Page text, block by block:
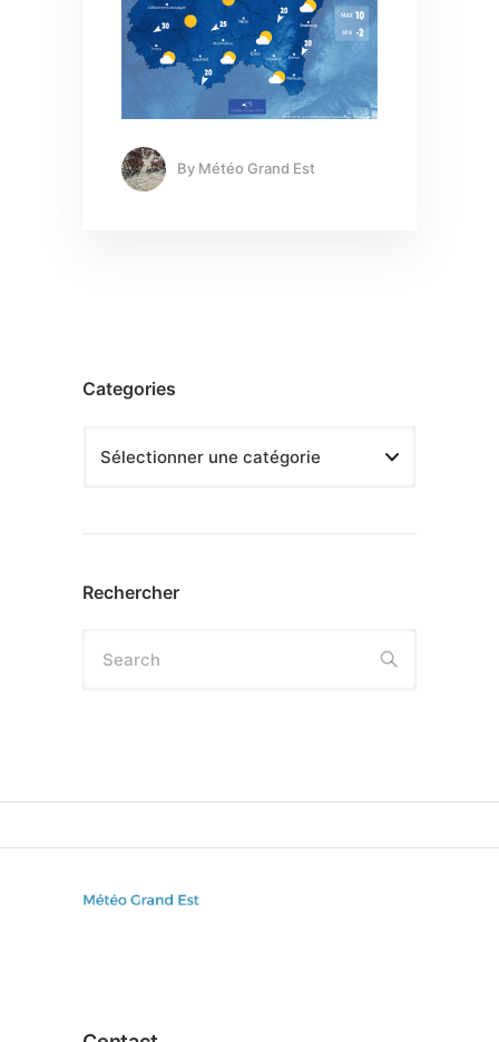
By Météo Grand Est
Categories
Rechercher
Search